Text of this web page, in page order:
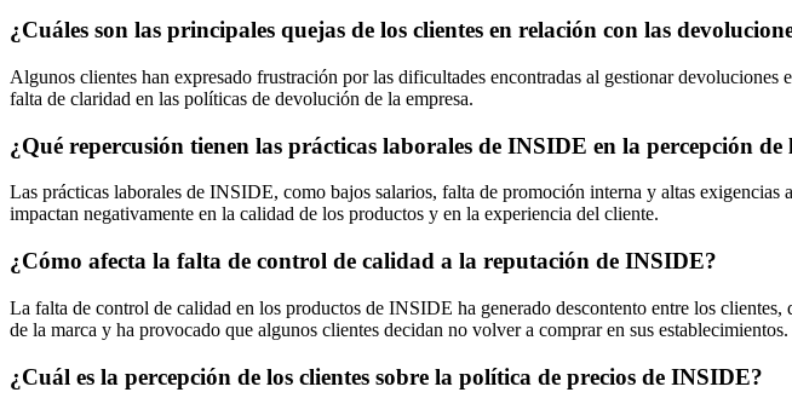
¿Cuáles son las principales quejas de los clientes en relación con las
Algunos clientes han expresado frustración por las dificultades encontradas al gestionar
falta de claridad en las políticas de devolución de la empresa.
¿Qué repercusión tienen las prácticas laborales de INSIDE en la percepción de
Las prácticas laborales de INSIDE, como bajos salarios, falta de promoción interna y altas
impactan negativamente en la calidad de los productos y en la experiencia del cliente.
¿Cómo afecta la falta de control de calidad a la reputación de INSIDE?
La falta de control de calidad en los productos de INSIDE ha generado descontento entre los
de la marca y ha provocado que algunos clientes decidan no volver a comprar en sus establecimientos.
¿Cuál es la percepción de los clientes sobre la política de precios de INSIDE?